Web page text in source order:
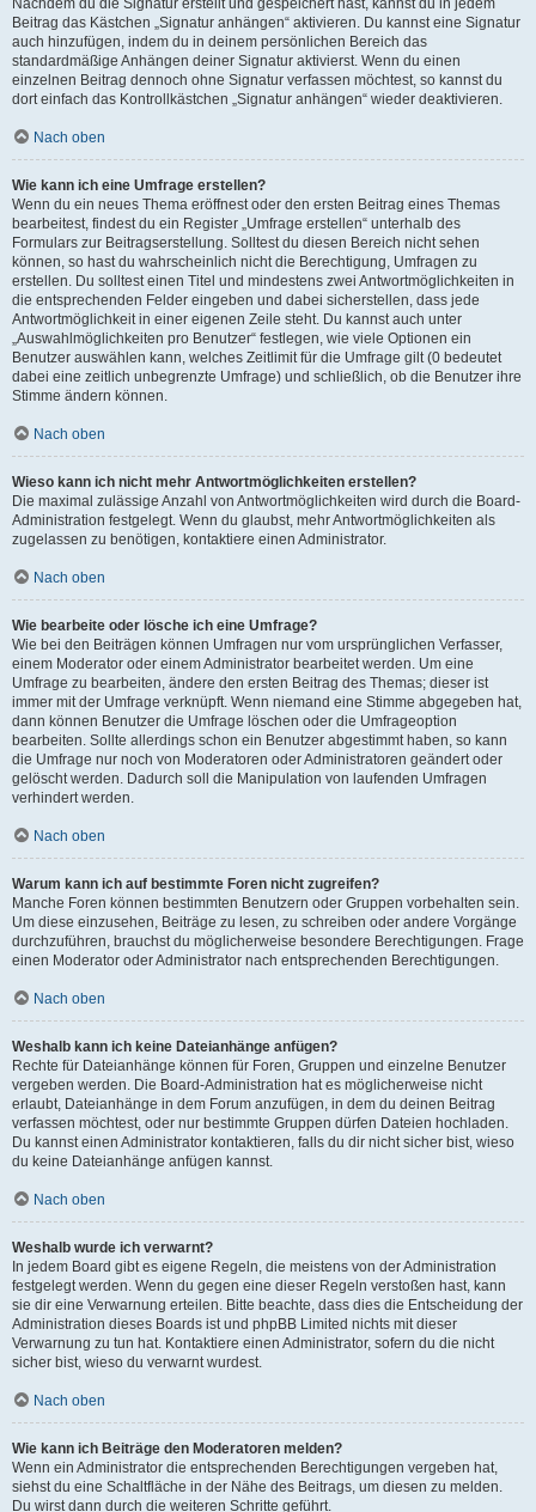
Nachdem du die Signatur erstellt und gespeichert hast, kannst du in jedem
Beitrag das Kästchen „Signatur anhängen“ aktivieren. Du kannst eine Signatur
auch hinzufügen, indem du in deinem persönlichen Bereich das
standardmäßige Anhängen deiner Signatur aktivierst. Wenn du einen
einzelnen Beitrag dennoch ohne Signatur verfassen möchtest, so kannst du
dort einfach das Kontrollkästchen „Signatur anhängen“ wieder deaktivieren.
Nach oben
Wie kann ich eine Umfrage erstellen?
Wenn du ein neues Thema eröffnest oder den ersten Beitrag eines Themas
bearbeitest, findest du ein Register „Umfrage erstellen“ unterhalb des
Formulars zur Beitragserstellung. Solltest du diesen Bereich nicht sehen
können, so hast du wahrscheinlich nicht die Berechtigung, Umfragen zu
erstellen. Du solltest einen Titel und mindestens zwei Antwortmöglichkeiten in
die entsprechenden Felder eingeben und dabei sicherstellen, dass jede
Antwortmöglichkeit in einer eigenen Zeile steht. Du kannst auch unter
„Auswahlmöglichkeiten pro Benutzer“ festlegen, wie viele Optionen ein
Benutzer auswählen kann, welches Zeitlimit für die Umfrage gilt (0 bedeutet
dabei eine zeitlich unbegrenzte Umfrage) und schließlich, ob die Benutzer ihre
Stimme ändern können.
Nach oben
Wieso kann ich nicht mehr Antwortmöglichkeiten erstellen?
Die maximal zulässige Anzahl von Antwortmöglichkeiten wird durch die Board-
Administration festgelegt. Wenn du glaubst, mehr Antwortmöglichkeiten als
zugelassen zu benötigen, kontaktiere einen Administrator.
Nach oben
Wie bearbeite oder lösche ich eine Umfrage?
Wie bei den Beiträgen können Umfragen nur vom ursprünglichen Verfasser,
einem Moderator oder einem Administrator bearbeitet werden. Um eine
Umfrage zu bearbeiten, ändere den ersten Beitrag des Themas; dieser ist
immer mit der Umfrage verknüpft. Wenn niemand eine Stimme abgegeben hat,
dann können Benutzer die Umfrage löschen oder die Umfrageoption
bearbeiten. Sollte allerdings schon ein Benutzer abgestimmt haben, so kann
die Umfrage nur noch von Moderatoren oder Administratoren geändert oder
gelöscht werden. Dadurch soll die Manipulation von laufenden Umfragen
verhindert werden.
Nach oben
Warum kann ich auf bestimmte Foren nicht zugreifen?
Manche Foren können bestimmten Benutzern oder Gruppen vorbehalten sein.
Um diese einzusehen, Beiträge zu lesen, zu schreiben oder andere Vorgänge
durchzuführen, brauchst du möglicherweise besondere Berechtigungen. Frage
einen Moderator oder Administrator nach entsprechenden Berechtigungen.
Nach oben
Weshalb kann ich keine Dateianhänge anfügen?
Rechte für Dateianhänge können für Foren, Gruppen und einzelne Benutzer
vergeben werden. Die Board-Administration hat es möglicherweise nicht
erlaubt, Dateianhänge in dem Forum anzufügen, in dem du deinen Beitrag
verfassen möchtest, oder nur bestimmte Gruppen dürfen Dateien hochladen.
Du kannst einen Administrator kontaktieren, falls du dir nicht sicher bist, wieso
du keine Dateianhänge anfügen kannst.
Nach oben
Weshalb wurde ich verwarnt?
In jedem Board gibt es eigene Regeln, die meistens von der Administration
festgelegt werden. Wenn du gegen eine dieser Regeln verstoßen hast, kann
sie dir eine Verwarnung erteilen. Bitte beachte, dass dies die Entscheidung der
Administration dieses Boards ist und phpBB Limited nichts mit dieser
Verwarnung zu tun hat. Kontaktiere einen Administrator, sofern du die nicht
sicher bist, wieso du verwarnt wurdest.
Nach oben
Wie kann ich Beiträge den Moderatoren melden?
Wenn ein Administrator die entsprechenden Berechtigungen vergeben hat,
siehst du eine Schaltfläche in der Nähe des Beitrags, um diesen zu melden.
Du wirst dann durch die weiteren Schritte geführt.